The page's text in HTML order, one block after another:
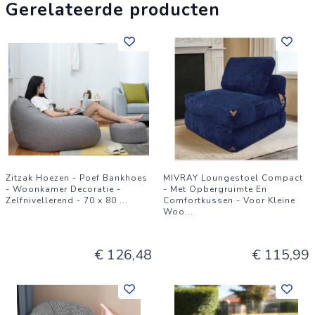
Gerelateerde producten
Zitzak Hoezen - Poef Bankhoes
- Woonkamer Decoratie -
Zelfnivellerend - 70 x 80 ...
€ 126,48
MIVRAY Loungestoel Compact
- Met Opbergruimte En
Comfortkussen - Voor Kleine
Woo...
€ 115,99